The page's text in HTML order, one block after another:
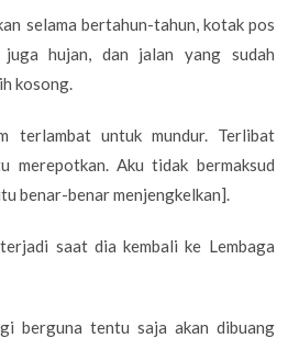
selama bertahun-tahun, kotak pos
hujan, dan jalan yang sudah
kosong.
terlambat untuk mundur. Terlibat
merepotkan. Aku tidak bermaksud
benar-benar menjengkelkan].
saat dia kembali ke Lembaga
berguna tentu saja akan dibuang